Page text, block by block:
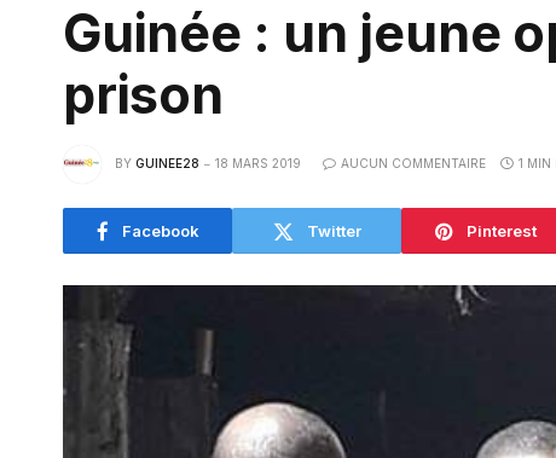
Guinée : un jeune
prison
BY GUINEE28 18 MARS 2019 AUCUN COMMENTAIRE 1 MIN
Facebook Twitter Pinterest